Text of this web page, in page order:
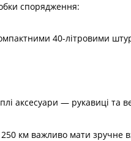
спорядження:
40-літровими
аксесуари — рукавиці та
км важливо мати зручне